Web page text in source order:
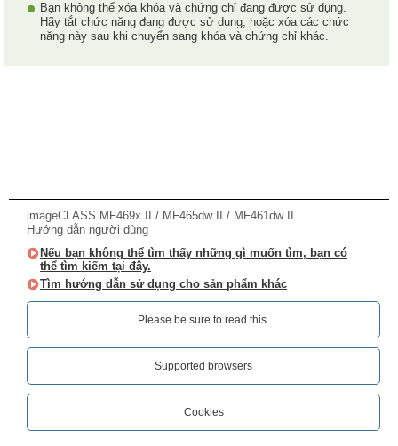
Bạn không thể xóa khóa và chứng chỉ đang được sử dụng.
Hãy tắt chức năng đang được sử dụng, hoặc xóa các chức
năng này sau khi chuyển sang khóa và chứng chỉ khác.
imageCLASS MF469x II / MF465dw II / MF461dw II
Hướng dẫn người dùng
Nếu bạn không thể tìm thấy những gì muốn tìm, bạn có
thể tìm kiếm tại đây.
Tìm hướng dẫn sử dụng cho sản phẩm khác
Please be sure to read this.‎
Supported browsers
Cookies